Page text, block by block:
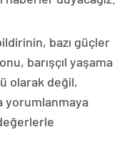
bazı güçler
barışçıl yaşama
olarak değil,
yorumlanmaya